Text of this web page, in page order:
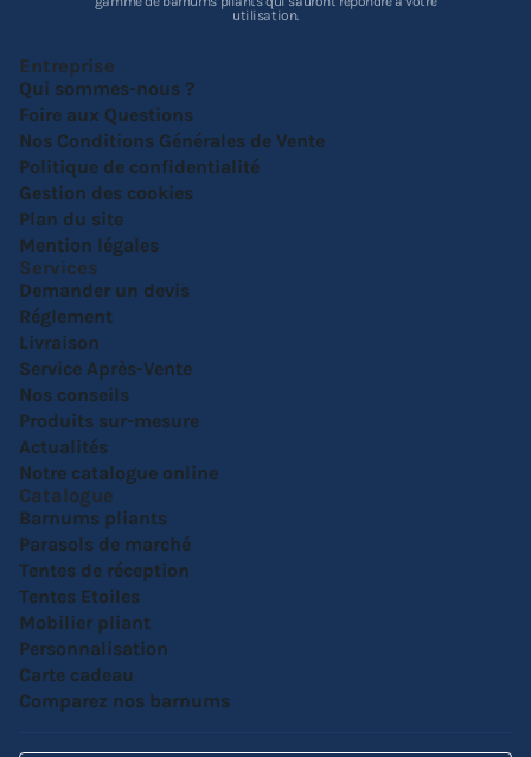
utilisation.
Entreprise
Qui sommes-nous ?
Foire aux Questions
Nos Conditions Générales de Vente
Politique de confidentialité
Gestion des cookies
Plan du site
Mention légales
Services
Demander un devis
Réglement
Livraison
Service Après-Vente
Nos conseils
Produits sur-mesure
Actualités
Notre catalogue online
Catalogue
Barnums pliants
Parasols de marché
Tentes de réception
Tentes Etoiles
Mobilier pliant
Personnalisation
Carte cadeau
Comparez nos barnums